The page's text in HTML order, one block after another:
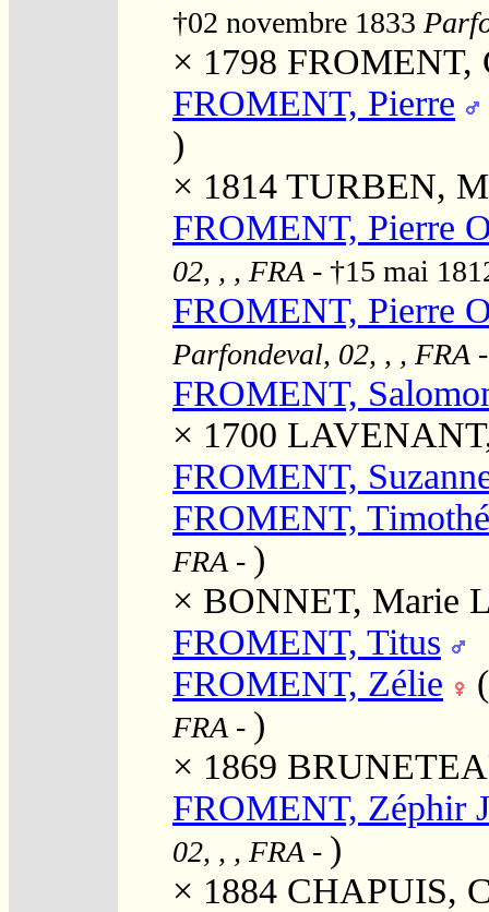
†02 novembre 1833
× 1798 FROMENT,
FROMENT, Pierre
)
× 1814 TURBEN,
FROMENT, Pierre
02, , , FRA - †15 mai
FROMENT, Pierre
Parfondeval, 02, , , FRA
FROMENT,
× 1700
FROMENT,
FROMENT,
FRA - )
× BONNET, Marie
FROMENT, Titus
FROMENT, Zélie
FRA - )
× 1869
FROMENT, Zéphir
02, , , FRA - )
× 1884 CHAPUIS,